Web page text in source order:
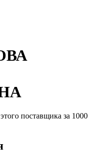
поставщика за 1000